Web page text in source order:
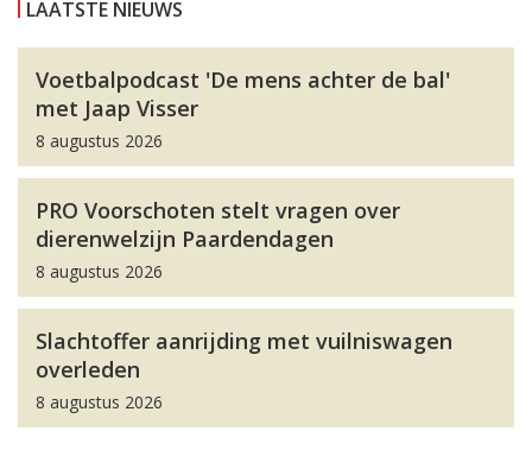
LAATSTE NIEUWS
Voetbalpodcast 'De mens achter de bal'
met Jaap Visser
8 augustus 2026
PRO Voorschoten stelt vragen over
dierenwelzijn Paardendagen
8 augustus 2026
Slachtoffer aanrijding met vuilniswagen
overleden
8 augustus 2026